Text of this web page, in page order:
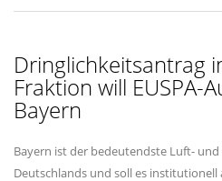
Dringlichkeitsantrag
Fraktion will EUSPA-
Bayern
Bayern ist der bedeutendste Luft-
Deutschlands und soll es institutionell